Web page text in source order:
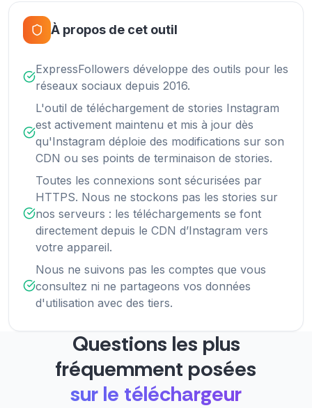
À propos de cet outil
ExpressFollowers développe des outils pour les
réseaux sociaux depuis 2016.
L'outil de téléchargement de stories Instagram
est activement maintenu et mis à jour dès
qu'Instagram déploie des modifications sur son
CDN ou ses points de terminaison de stories.
Toutes les connexions sont sécurisées par
HTTPS. Nous ne stockons pas les stories sur
nos serveurs : les téléchargements se font
directement depuis le CDN d’Instagram vers
votre appareil.
Nous ne suivons pas les comptes que vous
consultez ni ne partageons vos données
d'utilisation avec des tiers.
Questions les plus
fréquemment posées
sur le téléchargeur